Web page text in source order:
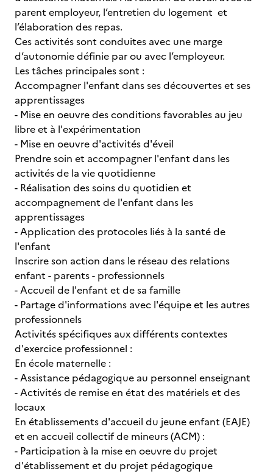
parent employeur, l’entretien du logement et
l’élaboration des repas.
Ces activités sont conduites avec une marge
d’autonomie définie par ou avec l’employeur.
Les tâches principales sont :
Accompagner l'enfant dans ses découvertes et ses
apprentissages
- Mise en oeuvre des conditions favorables au jeu
libre et à l'expérimentation
- Mise en oeuvre d'activités d'éveil
Prendre soin et accompagner l'enfant dans les
activités de la vie quotidienne
- Réalisation des soins du quotidien et
accompagnement de l'enfant dans les
apprentissages
- Application des protocoles liés à la santé de
l'enfant
Inscrire son action dans le réseau des relations
enfant - parents - professionnels
- Accueil de l'enfant et de sa famille
- Partage d'informations avec l'équipe et les autres
professionnels
Activités spécifiques aux différents contextes
d'exercice professionnel :
En école maternelle :
- Assistance pédagogique au personnel enseignant
- Activités de remise en état des matériels et des
locaux
En établissements d'accueil du jeune enfant (EAJE)
et en accueil collectif de mineurs (ACM) :
- Participation à la mise en oeuvre du projet
d'établissement et du projet pédagogique